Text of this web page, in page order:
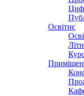
Освітнє